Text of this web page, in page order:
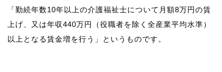
「勤続年数10年以上の介護福祉士について月額8万円の賃
上げ、又は年収440万円（役職者を除く全産業平均水準）